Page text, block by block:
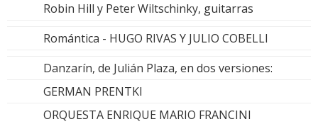
Robin Hill y Peter Wiltschinky, guitarras
Romántica - HUGO RIVAS Y JULIO COBELLI
Danzarín, de Julián Plaza, en dos versiones:
GERMAN PRENTKI
ORQUESTA ENRIQUE MARIO FRANCINI